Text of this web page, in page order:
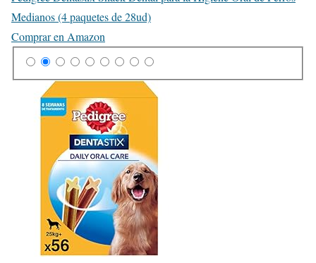
Medianos (4 paquetes de 28ud)
Comprar en Amazon